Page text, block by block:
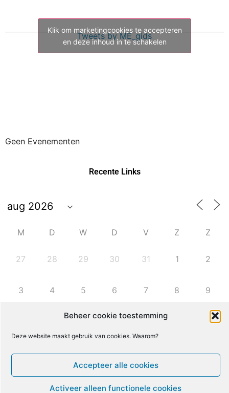
Beheer cookie toestemming
Deze website maakt gebruik van cookies. Waarom?
Accepteer alle cookies
Activeer alleen functionele cookies
Tweets by ME_gids
Klik om marketingcookies te accepteren
en deze inhoud in te schakelen
Geen Evenementen
Recente Links
M D W D V Z Z
27 28 29 30 31 1 2
3 4 5 6 7 8 9
12 13 14 16
17 18 19 20 21 22 23
25 26 27 28 29